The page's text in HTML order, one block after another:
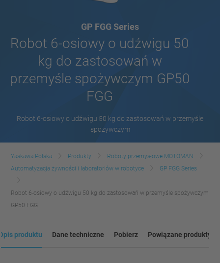
GP FGG Series
Robot 6-osiowy o udźwigu 50
kg do zastosowań w
przemyśle spożywczym GP50
FGG
Robot 6-osiowy o udźwigu 50 kg do zastosowań w przemyśle
spożywczym
Yaskawa Polska Produkty
Roboty przemysłowe MOTOMAN
Automatyzacja żywności i laboratoriów w robotyce
GP FGG Series
Robot 6-osiowy o udźwigu 50 kg do zastosowań w przemyśle spożywczym
GP50 FGG
produktu Dane techniczne Pobierz Powiązane produkty